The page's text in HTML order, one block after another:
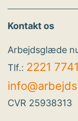
Kontakt os
Arbejdsglæde
Tlf.: 2221 7741
CVR 25938313